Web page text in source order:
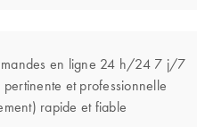
en ligne 24 h/24 7 j/7
et professionnelle
rapide et fiable